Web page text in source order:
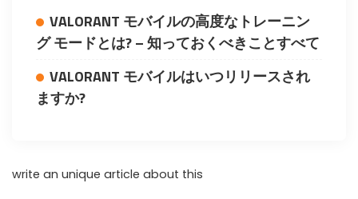
VALORANT モバイルの高度なトレーニン
グ モードとは? – 知っておくべきことすべて
VALORANT モバイルはいつリリースされ
ますか?
write an unique article about this